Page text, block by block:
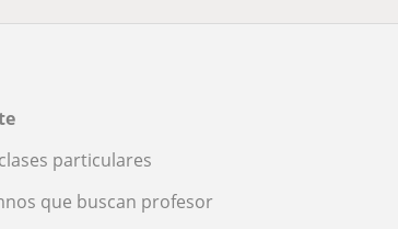
particulares
que buscan profesor